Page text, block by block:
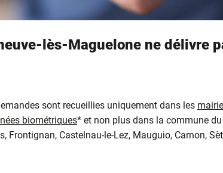
lès-Maguelone ne délivre
sont recueillies uniquement dans les
biométriques* et non plus dans la commune
Frontignan, Castelnau-le-Lez, Mauguio, Carnon,